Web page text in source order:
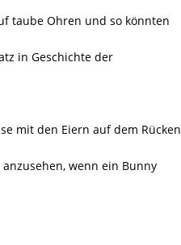
taube Ohren und so könnten
in Geschichte der
mit den Eiern auf dem Rücken
wenn ein Bunny